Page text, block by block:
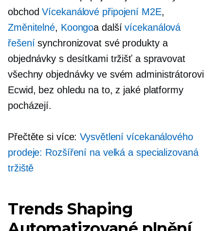
obchodVícekanálové připojení M2E,
Změnitelné, Koongoa dalšívícekanálová
řešenísynchronizovat své produkty a
objednávky s desítkami tržišť a spravovat
všechny objednávky ve svém administrátorovi
Ecwid, bez ohledu na to, z jaké platformy
pocházejí.
Přečtěte si více:Vysvětlení vícekanálového
prodeje: Rozšíření na velká a specializovaná
tržiště
Trends Shaping